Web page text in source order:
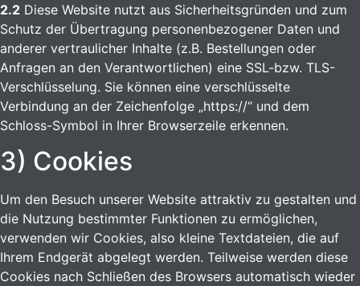
2.2 Diese Website nutzt aus Sicherheitsgründen und zum
Schutz der Übertragung personenbezogener Daten und
anderer vertraulicher Inhalte (z.B. Bestellungen oder
Anfragen an den Verantwortlichen) eine SSL-bzw. TLS-
Verschlüsselung. Sie können eine verschlüsselte
Verbindung an der Zeichenfolge „https://“ und dem
Schloss-Symbol in Ihrer Browserzeile erkennen.
3) Cookies
Um den Besuch unserer Website attraktiv zu gestalten und
die Nutzung bestimmter Funktionen zu ermöglichen,
verwenden wir Cookies, also kleine Textdateien, die auf
Ihrem Endgerät abgelegt werden. Teilweise werden diese
Cookies nach Schließen des Browsers automatisch wieder